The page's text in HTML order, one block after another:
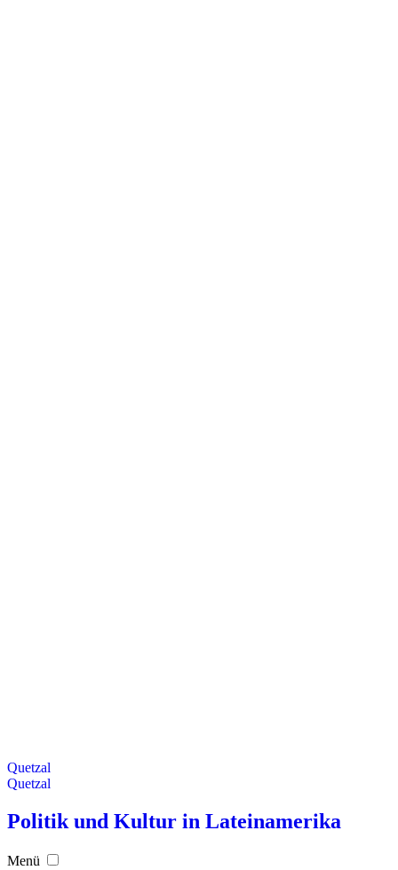
Quetzal
Quetzal
Politik und Kultur in Lateinamerika
Menü